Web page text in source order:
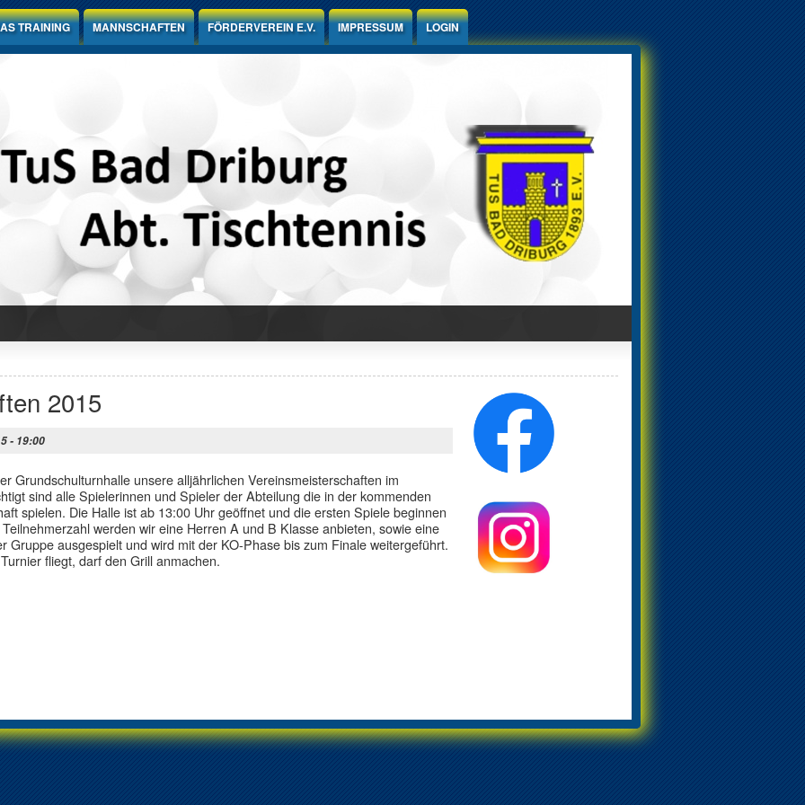
TRAINING MANNSCHAFTEN FÖRDERVEREIN E.V. IMPRESSUM LOGIN
2015
- 19:00
Grundschulturnhalle unsere alljährlichen Vereinsmeisterschaften im
sind alle Spielerinnen und Spieler der Abteilung die in der kommenden
spielen. Die Halle ist ab 13:00 Uhr geöffnet und die ersten Spiele beginnen
werden wir eine Herren A und B Klasse anbieten, sowie eine
Gruppe ausgespielt und wird mit der KO-Phase bis zum Finale weitergeführt.
fliegt, darf den Grill anmachen.